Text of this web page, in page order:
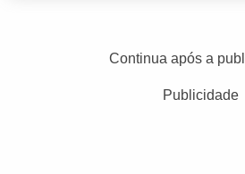
Continua após a
Publicidade